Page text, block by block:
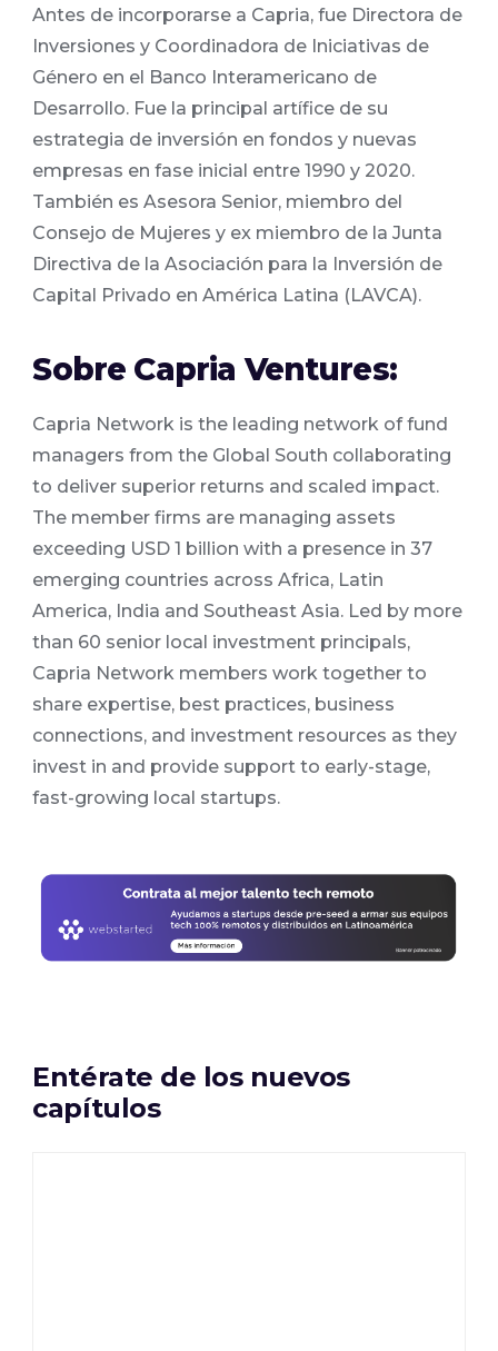
Antes de incorporarse a Capria, fue Directora de
Inversiones y Coordinadora de Iniciativas de
Género en el Banco Interamericano de
Desarrollo. Fue la principal artífice de su
estrategia de inversión en fondos y nuevas
empresas en fase inicial entre 1990 y 2020.
También es Asesora Senior, miembro del
Consejo de Mujeres y ex miembro de la Junta
Directiva de la Asociación para la Inversión de
Capital Privado en América Latina (LAVCA).
Sobre Capria Ventures:
Capria Network is the leading network of fund
managers from the Global South collaborating
to deliver superior returns and scaled impact.
The member firms are managing assets
exceeding USD 1 billion with a presence in 37
emerging countries across Africa, Latin
America, India and Southeast Asia. Led by more
than 60 senior local investment principals,
Capria Network members work together to
share expertise, best practices, business
connections, and investment resources as they
invest in and provide support to early-stage,
fast-growing local startups.
Entérate de los nuevos
capítulos